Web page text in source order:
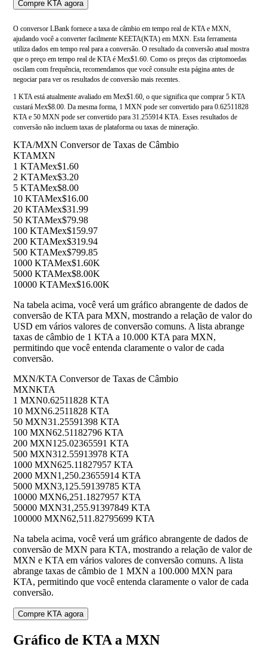
Compre KTA agora
O conversor LBank fornece a taxa de câmbio em tempo real de KTA e MXN,
ajudando você a converter facilmente KEETA(KTA) em MXN. Esta ferramenta
utiliza dados em tempo real para a conversão. O resultado da conversão atual mostra
que o preço em tempo real de KTA é Mex$1.60. Como os preços das criptomoedas
oscilam com frequência, recomendamos que você consulte esta página antes de
negociar para ver os resultados de conversão mais recentes.
1 KTA está atualmente avaliado em Mex$1.60, o que significa que comprar 5 KTA
custará Mex$8.00. Da mesma forma, 1 MXN pode ser convertido para 0.62511828
KTA e 50 MXN pode ser convertido para 31.255914 KTA. Esses resultados de
conversão não incluem taxas de plataforma ou taxas de mineração.
KTA/MXN Conversor de Taxas de Câmbio
KTAMXN
1 KTAMex$1.60
2 KTAMex$3.20
5 KTAMex$8.00
10 KTAMex$16.00
20 KTAMex$31.99
50 KTAMex$79.98
100 KTAMex$159.97
200 KTAMex$319.94
500 KTAMex$799.85
1000 KTAMex$1.60K
5000 KTAMex$8.00K
10000 KTAMex$16.00K
Na tabela acima, você verá um gráfico abrangente de dados de
conversão de KTA para MXN, mostrando a relação de valor do
USD em vários valores de conversão comuns. A lista abrange
taxas de câmbio de 1 KTA a 10.000 KTA para MXN,
permitindo que você entenda claramente o valor de cada
conversão.
MXN/KTA Conversor de Taxas de Câmbio
MXNKTA
1 MXN0.62511828 KTA
10 MXN6.2511828 KTA
50 MXN31.25591398 KTA
100 MXN62.51182796 KTA
200 MXN125.02365591 KTA
500 MXN312.55913978 KTA
1000 MXN625.11827957 KTA
2000 MXN1,250.23655914 KTA
5000 MXN3,125.59139785 KTA
10000 MXN6,251.1827957 KTA
50000 MXN31,255.91397849 KTA
100000 MXN62,511.82795699 KTA
Na tabela acima, você verá um gráfico abrangente de dados de
conversão de MXN para KTA, mostrando a relação de valor de
MXN e KTA em vários valores de conversão comuns. A lista
abrange taxas de câmbio de 1 MXN a 100.000 MXN para
KTA, permitindo que você entenda claramente o valor de cada
conversão.
Compre KTA agora
Gráfico de KTA a MXN